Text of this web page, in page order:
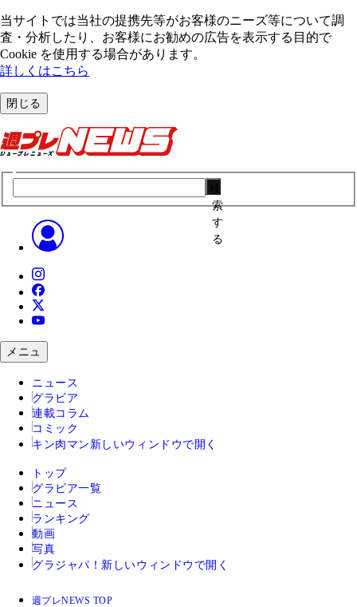
当サイトでは当社の提携先等がお客様のニーズ等について調
査・分析したり、お客様にお勧めの広告を表⽰する⽬的で
Cookie を使⽤する場合があります。
詳しくはこちら
閉じる
索
す
る
メニュ
ニュース
グラビア
連載コラム
コミック
キン肉マン 新しいウィンドウで開く
トップ
グラビア一覧
ニュース
ランキング
動画
写真
グラジャパ！ 新しいウィンドウで開く
週プレNEWS TOP